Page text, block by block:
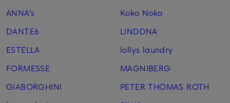
ANNA's
DANTE6
ESTELLA
FORMESSE
GIABORGHINI
Koko Noko
LINDDNA
lollys laundry
MAGNIBERG
PETER THOMAS ROTH